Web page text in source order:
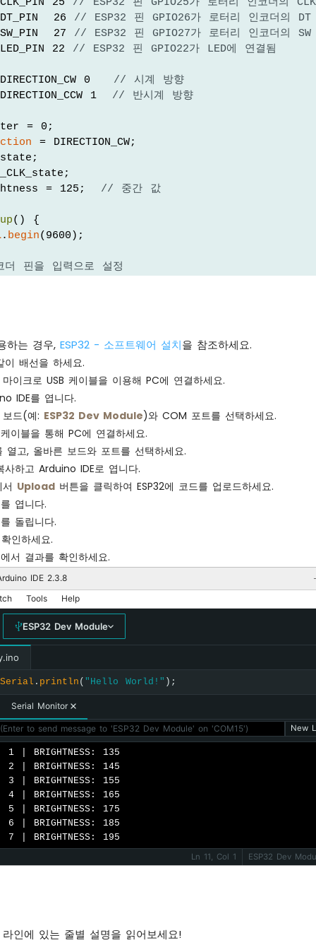
25 // ESP32 핀 GPIO25가 로터리 인코더의
26 // ESP32 핀 GPIO26가 로터리 인코더의 DT
27 // ESP32 핀 GPIO27가 로터리 인코더의 SW
22 // ESP32 핀 GPIO22가 LED에 연결됨
0 // 시계 방향
1 // 반시계 방향
= 0;
= DIRECTION_CW;
= 125; // 중간 값
() {
. begin(9600);
핀을 입력으로 설정
=
digitalRead(CLK_PIN);
(LED_PIN, OUTPUT
() {
인코더의 CLK 핀의 현재 상태를 읽음
=
digitalRead(CLK_PIN);
상태가 변경되면, 펄스 발생
산을 피하기 위해 상승 에지(LOW에서 HIGH로)에만 반
!= prev_CLK_state && CLK_state ==
상태가 HIGH일 경우
더가 반시계 방향으로 회전 => 카운터 감소
digitalRead(DT_PIN) ==
= DIRECTION_CCW;
;
-= 10;
// 이 값을 변경할 수 있음
{
인코더가 시계 방향으로 회전 => 카운터 증가
+= 10;
// 이 값을 변경할 수 있음
< 0)
= 0;
if (brightness > 255)
= 255;
터에 따라 LED의 밝기를 설정
(LED_PIN, brightness);
하는 경우,ESP32 - 소프트웨어 설치을 참조하세요.
이 배선을 하세요.
마이크로 USB 케이블을 이용해 PC에 연결하세요.
IDE를 엽니다.
보드(예: ESP32 Dev Module)와 COM 포트를 선택하세요.
이블을 통해 PC에 연결하세요.
열고, 올바른 보드와 포트를 선택하세요.
사하고 Arduino IDE로 엽니다.
Upload 버튼을 클릭하여 ESP32에 코드를 업로드하세요.
엽니다.
돌립니다.
인하세요.
서 결과를 확인하세요.
IDE 2.3.8
Tools Help
ESP32 Dev Module
Serial . println ( "Hello World!" );
Serial Monitor
to send message to 'ESP32 Dev Module' on 'COM15') New
1 | BRIGHTNESS: 135
2 | BRIGHTNESS: 145
3 | BRIGHTNESS: 155
4 | BRIGHTNESS: 165
5 | BRIGHTNESS: 175
6 | BRIGHTNESS: 185
7 | BRIGHTNESS: 195
Ln 11, Col 1
ESP32 Dev
인에 있는 줄별 설명을 읽어보세요!